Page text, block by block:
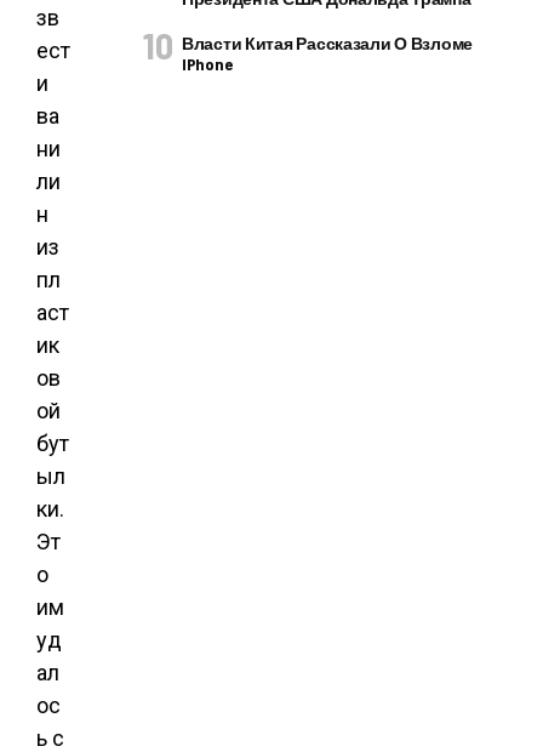
зв
ест
и
ва
ни
ли
н
из
пл
аст
ик
ов
ой
бут
ыл
ки.
Эт
о
им
уд
ал
ос
ь с
Власти Китая Рассказали О Взломе
IPhone